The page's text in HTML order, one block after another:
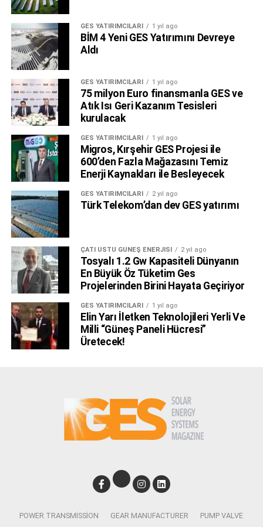
GES YATIRIMCILARI 1 yıl ago
BİM 4 Yeni GES Yatırımını Devreye
Aldı
GES YATIRIMCILARI 1 yıl ago
75 milyon Euro finansmanla GES ve
Atık Isı Geri Kazanım Tesisleri
kurulacak
GES YATIRIMCILARI 1 yıl ago
Migros, Kırşehir GES Projesi ile
600’den Fazla Mağazasını Temiz
Enerji Kaynakları ile Besleyecek
GES YATIRIMCILARI 2 yıl ago
Türk Telekom’dan dev GES yatırımı
ÇATI ÜSTÜ GÜNEŞ ENERJISI 2 yıl ago
Tosyalı 1.2 Gw Kapasiteli Dünyanın
En Büyük Öz Tüketim Ges
Projelerinden Birini Hayata Geçiriyor
GES YATIRIMCILARI 1 yıl ago
Elin Yarı İletken Teknolojileri Yerli Ve
Milli “Güneş Paneli Hücresi”
Üretecek!
POWER TRANSMISSION GEAR MANUFACTURER
PUMP VALVE